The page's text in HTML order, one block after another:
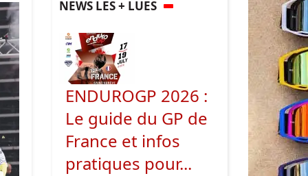
NEWS LES + LUES
ENDUROGP 2026 :
Le guide du GP de
France et infos
pratiques pour...